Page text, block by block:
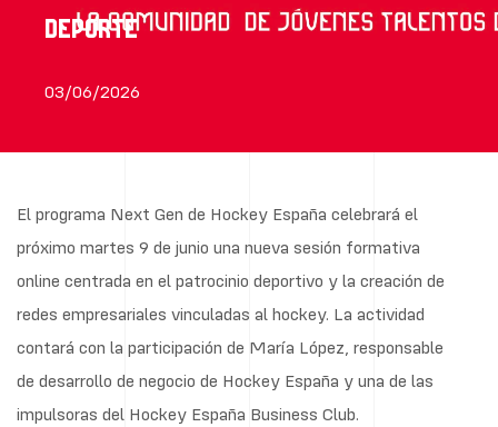
DEPORTE
03/06/2026
El programa Next Gen de Hockey España celebrará el
próximo martes 9 de junio una nueva sesión formativa
online centrada en el patrocinio deportivo y la creación de
redes empresariales vinculadas al hockey. La actividad
contará con la participación de María López, responsable
de desarrollo de negocio de Hockey España y una de las
impulsoras del Hockey España Business Club.